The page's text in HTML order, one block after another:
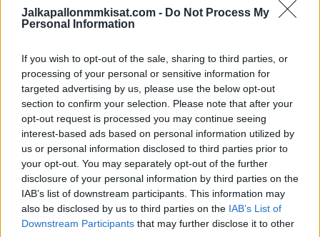
Jalkapallonmmkisat.com - Do Not Process My
Personal Information
If you wish to opt-out of the sale, sharing to third parties, or
processing of your personal or sensitive information for
targeted advertising by us, please use the below opt-out
section to confirm your selection. Please note that after your
opt-out request is processed you may continue seeing
interest-based ads based on personal information utilized by
us or personal information disclosed to third parties prior to
your opt-out. You may separately opt-out of the further
disclosure of your personal information by third parties on the
IAB’s list of downstream participants. This information may
also be disclosed by us to third parties on the IAB’s List of
Downstream Participants that may further disclose it to other
Edellinen artikkeli
Kylian Mbappe teki MM-
historiaa hattutempullaan
finaalissa Ranskaa vastaan
Seuraava artikkeli
Jalkapallon naisten MM-kisat
2023 – otteluohjelma ja lohkot